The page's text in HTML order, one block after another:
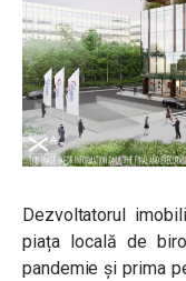
Dezvoltatorul
piața locală de
pandemie şi prima